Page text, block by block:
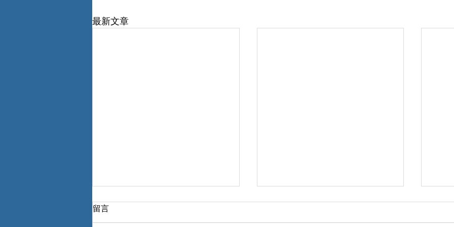
最新文章
留言